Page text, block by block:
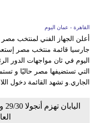
القاهرة - عمان اليوم
أعلن الجهاز الفني لمنتخب مصر
جارسيا قائمة منتخب مصر
اليوم في ثان مواجهات الدور
الجاري.و تشهد القائمة دخول